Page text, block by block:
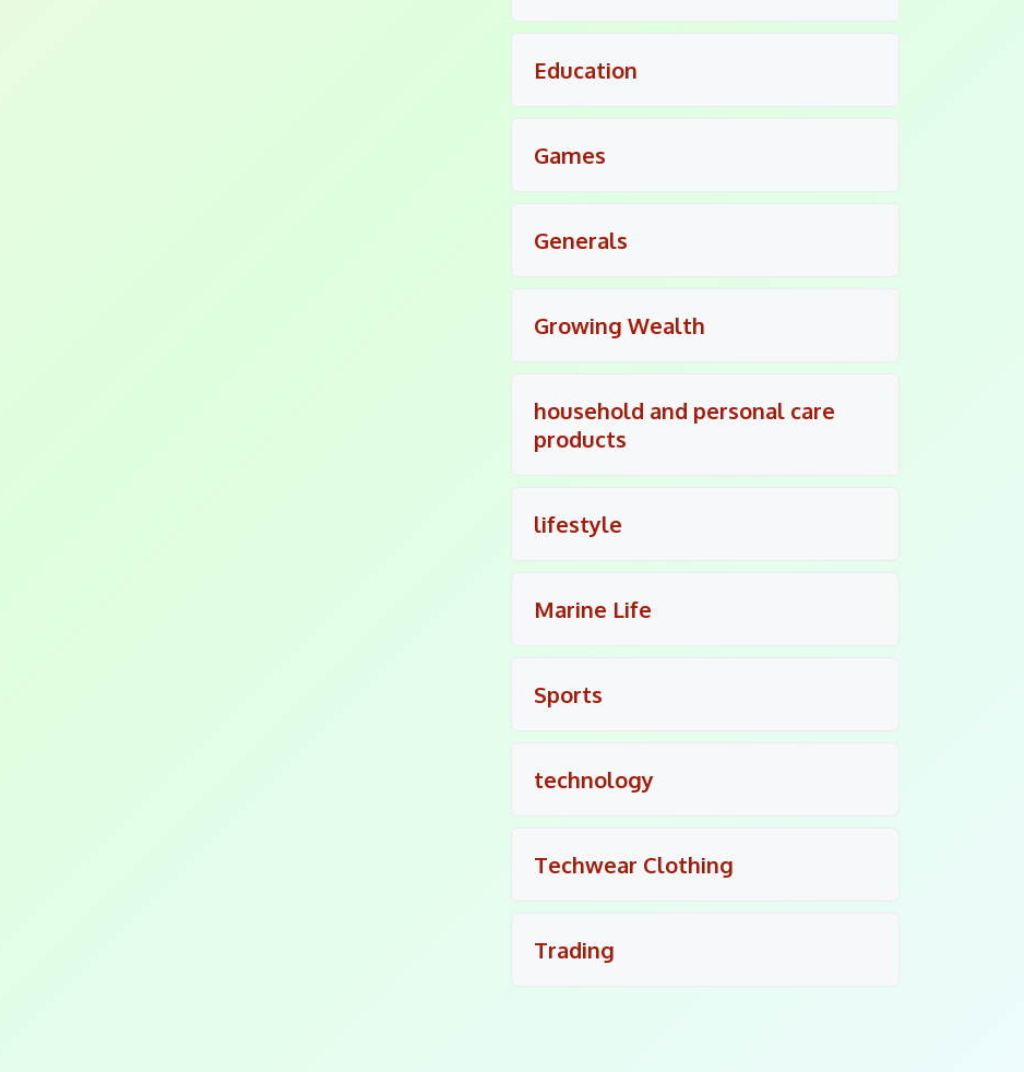
Education
Games
Generals
Growing Wealth
household and personal care
products
lifestyle
Marine Life
Sports
technology
Techwear Clothing
Trading